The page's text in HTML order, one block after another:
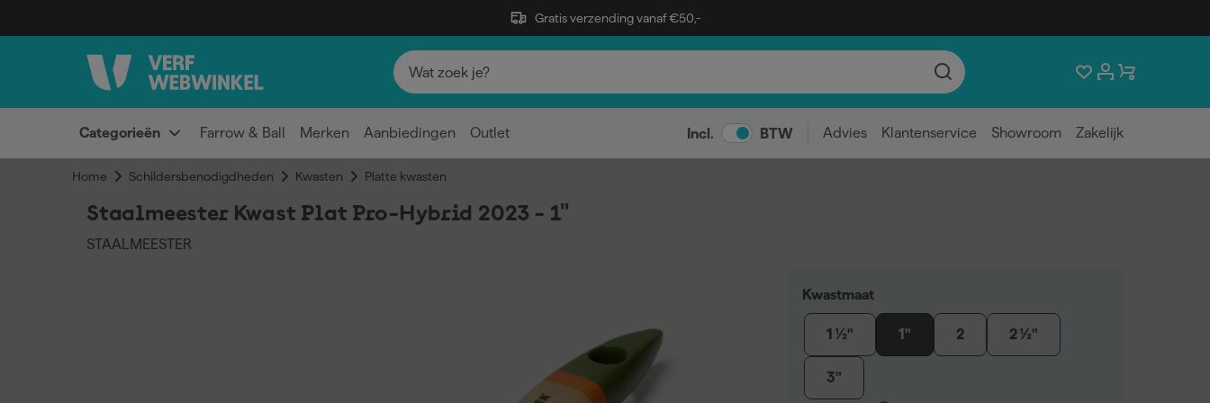
Gratis verzending vanaf €50,-
Categorieën Farrow & Ball Merken Aanbiedingen Outlet Incl. BTW Advies Klantenservice Showroom Zakelijk
Home Schildersbenodigdheden Kwasten Platte kwasten
Staalmeester Kwast Plat Pro-Hybrid 2023 - 1"
STAALMEESTER
Kwastmaat
1 ½" 1" 2 2 ½"
3"